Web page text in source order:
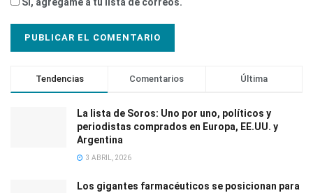
Sí, agrégame a tu lista de correos.
Tendencias Comentarios Última
La lista de Soros: Uno por uno, políticos y
periodistas comprados en Europa, EE.UU. y
Argentina
3 ABRIL, 2026
Los gigantes farmacéuticos se posicionan para